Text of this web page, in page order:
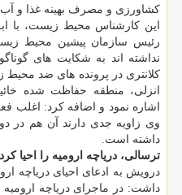
کشاورزی و مصرف بهینه غذا و آب
این کارشناس محیط زیست، با
رئیس سازمان پیشین محیط
نداشته اند به شکایت های
کلانتری در پرونده های ضد
انزلی، منطقه حفاظت شده
اشاره نمود و اضافه کرد: اغلب
وی زاویه جدی دارند آن هم در
داشته است.
ترسالی، دریاچه ارومیه را احیا
درویش به ادعای احیای دریاچه
داشت: در ماجرای دریاچه